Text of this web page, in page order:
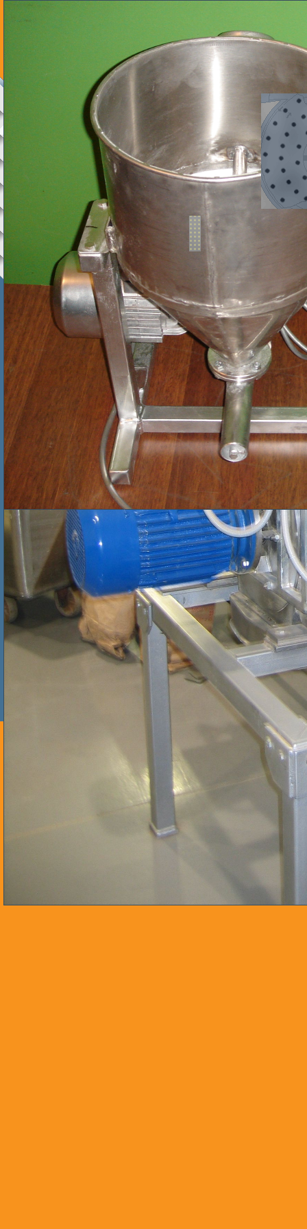
DESINTEGRAATOR
TOOTMISE OÜ
43-летний опыт в разработке
технологий и оборудования для
измельчения и гомогенизации
различных материалов и систем
Главная
Продукция
Области применения